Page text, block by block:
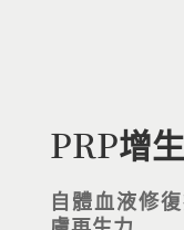
PRP增
自體血液修